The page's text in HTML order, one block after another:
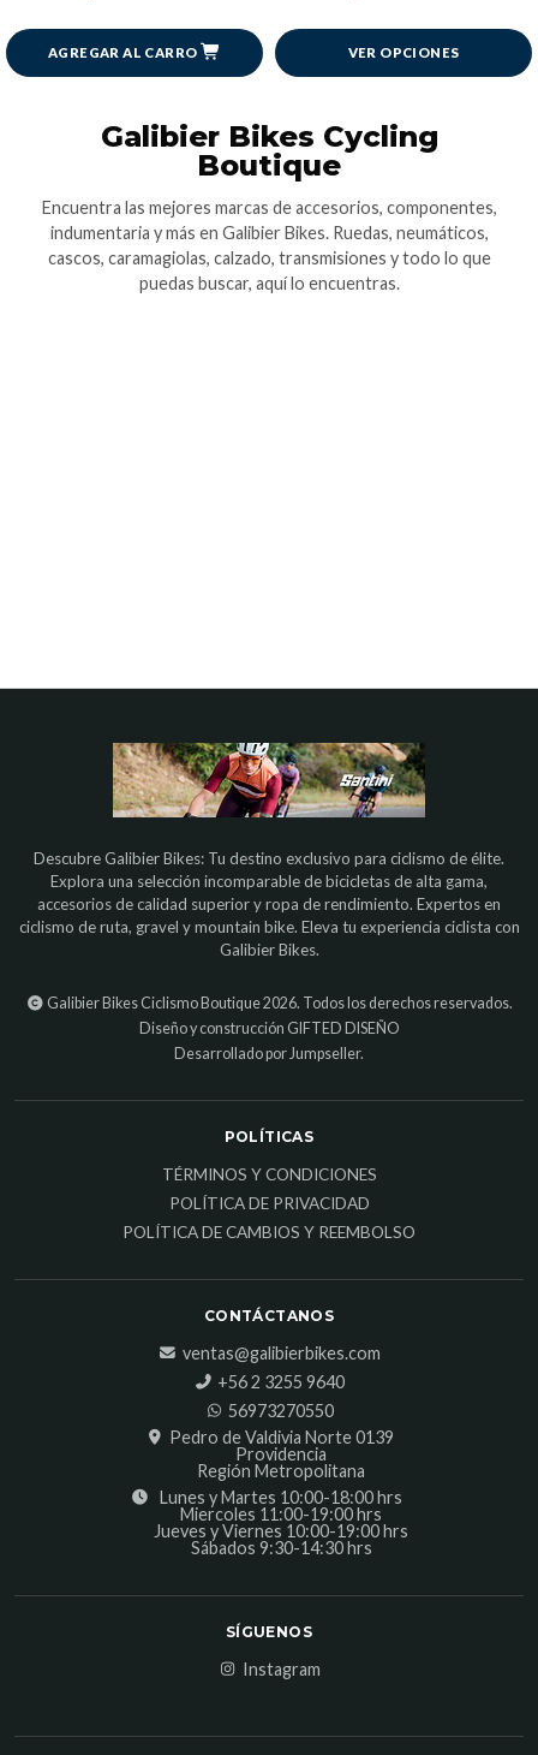
AGREGAR AL CARRO VER OPCIONES
Galibier Bikes Cycling
Boutique
Encuentra las mejores marcas de accesorios, componentes,
indumentaria y más en Galibier Bikes. Ruedas, neumáticos,
cascos, caramagiolas, calzado, transmisiones y todo lo que
puedas buscar, aquí lo encuentras.
Descubre Galibier Bikes: Tu destino exclusivo para ciclismo de élite.
Explora una selección incomparable de bicicletas de alta gama,
accesorios de calidad superior y ropa de rendimiento. Expertos en
ciclismo de ruta, gravel y mountain bike. Eleva tu experiencia ciclista con
Galibier Bikes.
Galibier Bikes Ciclismo Boutique 2026. Todos los derechos reservados.
Diseño y construcción GIFTED DISEÑO
Desarrollado por Jumpseller.
POLÍTICAS
TÉRMINOS Y CONDICIONES
POLÍTICA DE PRIVACIDAD
POLÍTICA DE CAMBIOS Y REEMBOLSO
CONTÁCTANOS
ventas@galibierbikes.com
‎+56 2 3255 9640
56973270550
Pedro de Valdivia Norte 0139
Providencia
Región Metropolitana
Lunes y Martes 10:00-18:00 hrs
Miercoles 11:00-19:00 hrs
Jueves y Viernes 10:00-19:00 hrs
Sábados 9:30-14:30 hrs
SÍGUENOS
Instagram